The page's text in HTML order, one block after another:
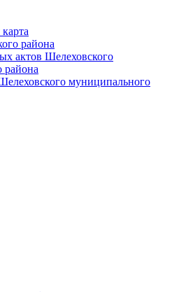
района
актов Шелеховского
района
муниципального